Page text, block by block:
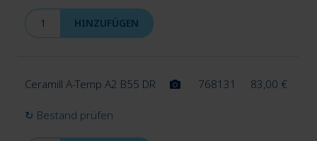
HINZUFÜGEN
Ceramill A-Temp A2 B55 DR 768131 83,00 €
↻ Bestand prüfen